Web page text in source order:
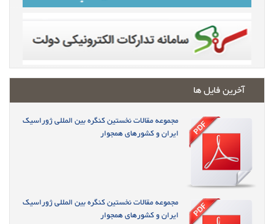
آخرین فایل ها
مجموعه مقالات نخستین کنگره بین المللی ژوراسیک
ایران و کشورهای همجوار
مجموعه مقالات نخستین کنگره بین المللی ژوراسیک
ایران و کشورهای همجوار